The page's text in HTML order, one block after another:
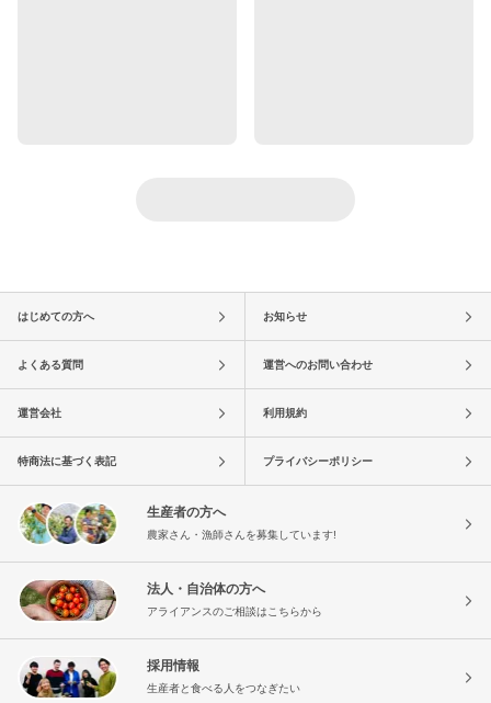
はじめての方へ お知らせ
よくある質問 運営へのお問い合わせ
運営会社 利用規約
特商法に基づく表記 プライバシーポリシー
生産者の方へ
農家さん・漁師さんを募集しています!
法人・自治体の方へ
アライアンスのご相談はこちらから
採用情報
生産者と食べる人をつなぎたい